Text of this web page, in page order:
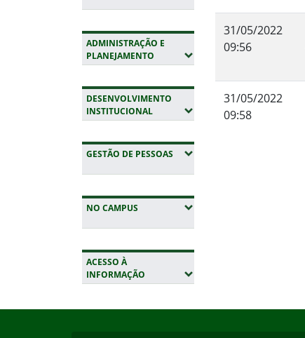
ADMINISTRAÇÃO E
PLANEJAMENTO (EXPANDIR SUBMENUS)
DESENVOLVIMENTO
INSTITUCIONAL(EXPANDIR SUBMENUS)
GESTÃO DE PESSOAS (EXPANDIR SUBMENUS)
NO CAMPUS (EXPANDIR SUBMENUS)
ACESSO À
INFORMAÇÃO (EXPANDIR SUBMENUS)
31/05/2022
09:56
31/05/2022
09:58